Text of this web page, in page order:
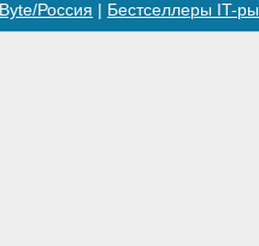
Byte/Россия Бестселлеры IT-